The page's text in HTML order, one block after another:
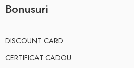
Bonusuri
DISCOUNT CARD
CERTIFICAT CADOU